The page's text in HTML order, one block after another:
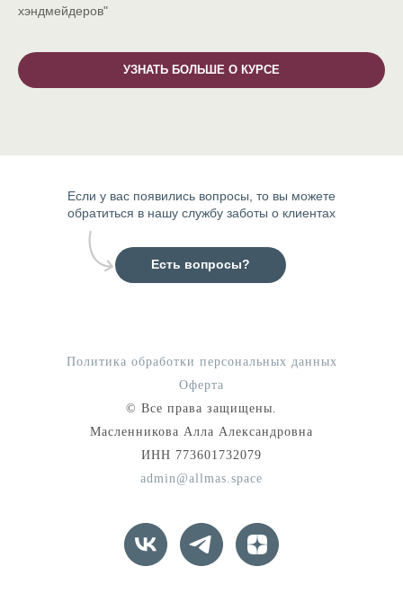
хэндмейдеров"
УЗНАТЬ БОЛЬШЕ О КУРСЕ
Если у вас появились вопросы, то вы можете
обратиться в нашу службу заботы о клиентах
Есть вопросы?
Политика обработки персональных данных
Оферта
© Все права защищены.
Масленникова Алла Александровна
ИНН 773601732079
admin@allmas.space